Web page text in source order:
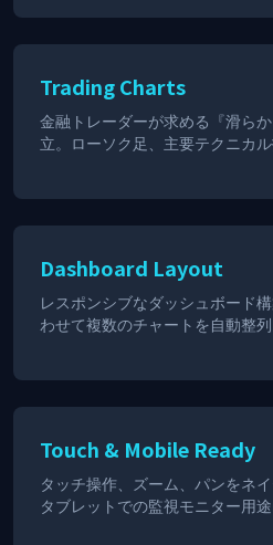
Trading Charts
金融トレーダーが求める『滑ら
立。ローソク足、主要テクニカル
Dashboard Layout
レスポンシブなダッシュボード
わせて複数のチャートを自動整列
Touch & Mobile Ready
タッチ操作、ズーム、パンをネ
タブレットでの監視モニター用途